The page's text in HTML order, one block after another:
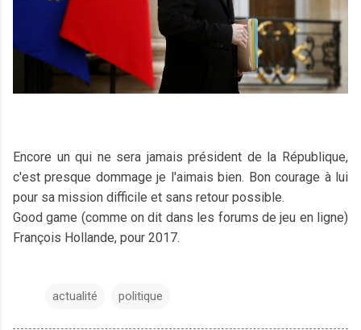
Encore un qui ne sera jamais président de la République,
c'est presque dommage je l'aimais bien. Bon courage à lui
pour sa mission difficile et sans retour possible.
Good game (comme on dit dans les forums de jeu en ligne)
François Hollande, pour 2017.
actualité politique